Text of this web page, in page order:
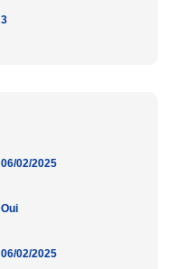
3
06/02/2025
Oui
06/02/2025